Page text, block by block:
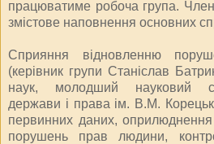
працюватиме робоча група.
змістове наповнення основних
Сприяння відновленню
(керівник групи Станіслав
наук, молодший науковий
держави і права ім. В.М.
первинних даних,
порушень прав людини,